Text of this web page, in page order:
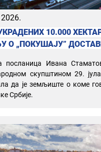
10.000
О „ПОКУШАЈУ”
посланица Ивана
скупштином 29.
да је земљиште о коме
Србије.